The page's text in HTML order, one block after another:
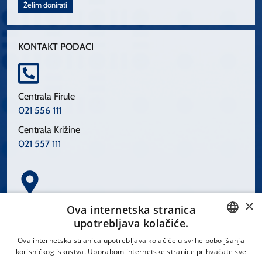
Želim donirati
KONTAKT PODACI
Centrala Firule
021 556 111
Centrala Križine
021 557 111
Spinčićeva 1, 21000 Split
CROATIAN
×
Ova internetska stranica
upotrebljava kolačiće.
Ova internetska stranica upotrebljava kolačiće u svrhe poboljšanja
korisničkog iskustva. Uporabom internetske stranice prihvaćate sve